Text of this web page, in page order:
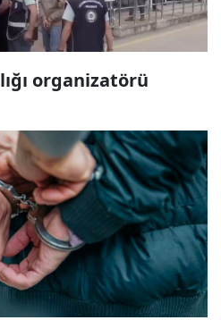
organizatörü